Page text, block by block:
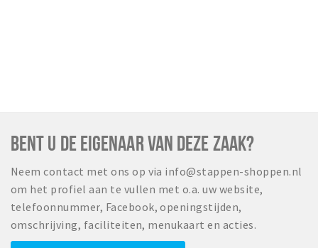
BENT U DE EIGENAAR VAN DEZE ZAAK?
Neem contact met ons op via info@stappen-shoppen.nl
om het profiel aan te vullen met o.a. uw website,
telefoonnummer, Facebook, openingstijden,
omschrijving, faciliteiten, menukaart en acties.